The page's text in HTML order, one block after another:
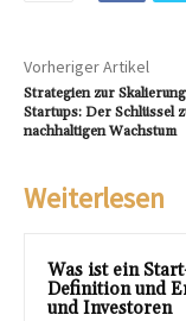
Vorheriger Artikel
Strategien zur
Startups: Der Schlüssel
nachhaltigen Wachstum
Weiterlesen
Was ist ein
Definition und
und Investoren